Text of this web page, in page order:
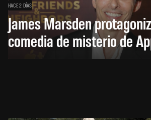
HACE 2 DÍAS
James Marsden
comedia de misterio de